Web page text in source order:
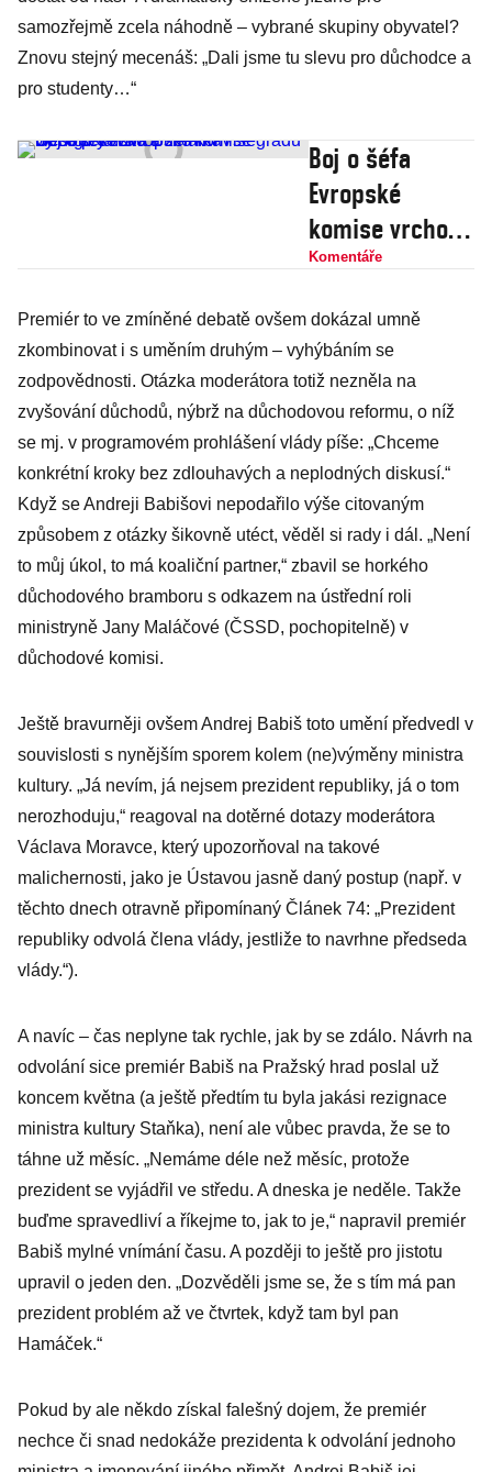
samozřejmě zcela náhodně – vybrané skupiny obyvatel?
Znovu stejný mecenáš: „Dali jsme tu slevu pro důchodce a
pro studenty…“
Boj o šéfa
Evropské
komise vrcholí.
Česku a zemím
prý líbila
Bulharka
Georgievová
Komentáře
Premiér to ve zmíněné debatě ovšem dokázal umně
zkombinovat i s uměním druhým – vyhýbáním se
zodpovědnosti. Otázka moderátora totiž nezněla na
zvyšování důchodů, nýbrž na důchodovou reformu, o níž
se mj. v programovém prohlášení vlády píše: „Chceme
konkrétní kroky bez zdlouhavých a neplodných diskusí.“
Když se Andreji Babišovi nepodařilo výše citovaným
způsobem z otázky šikovně utéct, věděl si rady i dál. „Není
to můj úkol, to má koaliční partner,“ zbavil se horkého
důchodového bramboru s odkazem na ústřední roli
ministryně Jany Maláčové (ČSSD, pochopitelně) v
důchodové komisi.
Ještě bravurněji ovšem Andrej Babiš toto umění předvedl v
souvislosti s nynějším sporem kolem (ne)výměny ministra
kultury. „Já nevím, já nejsem prezident republiky, já o tom
nerozhoduju,“ reagoval na dotěrné dotazy moderátora
Václava Moravce, který upozorňoval na takové
malichernosti, jako je Ústavou jasně daný postup (např. v
těchto dnech otravně připomínaný Článek 74: „Prezident
republiky odvolá člena vlády, jestliže to navrhne předseda
vlády.“).
A navíc – čas neplyne tak rychle, jak by se zdálo. Návrh na
odvolání sice premiér Babiš na Pražský hrad poslal už
koncem května (a ještě předtím tu byla jakási rezignace
ministra kultury Staňka), není ale vůbec pravda, že se to
táhne už měsíc. „Nemáme déle než měsíc, protože
prezident se vyjádřil ve středu. A dneska je neděle. Takže
buďme spravedliví a říkejme to, jak to je,“ napravil premiér
Babiš mylné vnímání času. A později to ještě pro jistotu
upravil o jeden den. „Dozvěděli jsme se, že s tím má pan
prezident problém až ve čtvrtek, když tam byl pan
Hamáček.“
Pokud by ale někdo získal falešný dojem, že premiér
nechce či snad nedokáže prezidenta k odvolání jednoho